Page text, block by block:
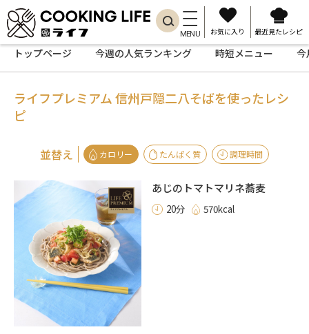
お気に入り 最近見たレシピ
MENU
トップページ 今週の人気ランキング 時短メニュー 今
ライフプレミアム 信州戸隠二八そばを使ったレシ
ピ
並替え カロリー たんぱく質 調理時間
あじのトマトマリネ蕎麦
20分 570kcal